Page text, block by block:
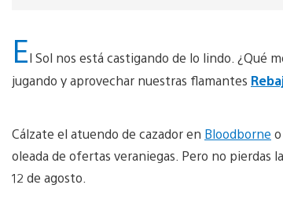
El Sol nos está castigando de lo lindo. ¿Qué
jugando y aprovechar nuestras flamantes
Cálzate el atuendo de cazador en Bloodborne
oleada de ofertas veraniegas. Pero no pierdas
12 de agosto.